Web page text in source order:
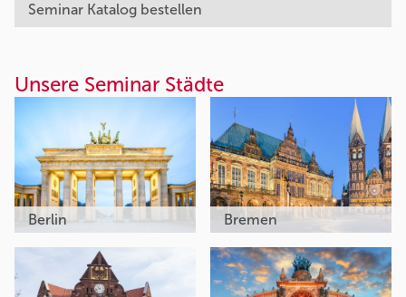
Seminar Katalog bestellen
Unsere Seminar Städte
Berlin Bremen